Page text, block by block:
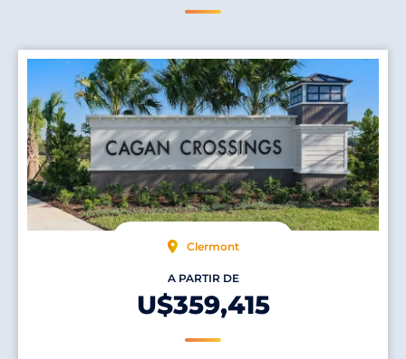
Clermont
A PARTIR DE
U$359,415